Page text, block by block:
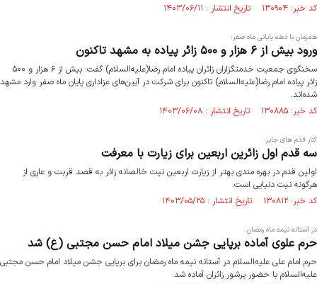
کد خبر: ۱۳۰۹۰۴ تاریخ انتشار : ۱۴۰۳/۰۶/۱۱
همزمان با دهه پایانی ماه صفر:
ورود بیش از ۶ هزار و ۵۰۰ زائر پیاده به مشهد تاکنون
سخنگوی جمعیت خدمتگزاران زائران پیاده امام رضا(علیه‌السلام) گفت: بیش از ۶ هزار و ۵۰۰
زائر پیاده امام رضا(علیه‌السلام) تاکنون برای شرکت در آیین‌های عزاداری پایان ماه صفر وارد مشهد
شده‌اند.
کد خبر: ۱۳۰۸۸۵ تاریخ انتشار : ۱۴۰۳/۰۶/۰۸
کنار قدم های جابر:
سه قدم اول زائرین اربعین برای زیارت با معرفت
اولین قدم در بهره مندی بهتر از زیارت اربعین نیت خالصانه زائر به قصد قربت و عاری از
هرگونه نیت دنیایی است.
کد خبر: ۱۳۰۸۱۲ تاریخ انتشار : ۱۴۰۳/۰۵/۲۵
در آستانه نیمه ماه رمضان:
حرم علوی آماده برپایی جشن میلاد امام حسن مجتبی (ع) شد
حرم امام علی علیه‌السلام در آستانه نیمه ماه رمضان برای برپایی جشن میلاد امام حسن مجتبی
علیه‌السلام با حضور پرشور زائران آماده شد.